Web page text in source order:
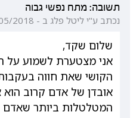
תשובה: מתח נפשי גבוה
נכתב ע"י ליטל פלג ב - 26/05/2018 19:41:03
שלום שקד,
אני מצטערת לשמוע על
הקושי שאת חווה
אובדן של אדם קרוב הוא
המטלטלות ביותר שאדם